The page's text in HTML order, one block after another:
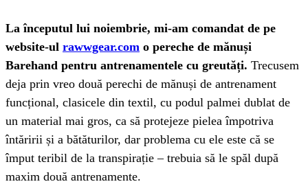
La începutul lui noiembrie, mi-am comandat de pe
website-ul rawwgear.com o pereche de mănuși
Barehand pentru antrenamentele cu greutăți. Trecusem
deja prin vreo două perechi de mănuși de antrenament
funcțional, clasicele din textil, cu podul palmei dublat de
un material mai gros, ca să protejeze pielea împotriva
întăririi și a bătăturilor, dar problema cu ele este că se
împut teribil de la transpirație – trebuia să le spăl după
maxim două antrenamente.